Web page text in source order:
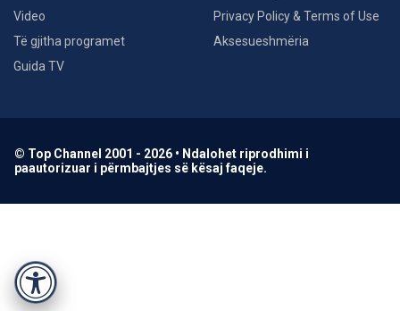
Accessibility
Video
Të gjitha programet
Guida TV
Privacy Policy & Terms of Use
Aksesueshmëria
© Top Channel 2001 - 2026 • Ndalohet riprodhimi i
paautorizuar i përmbajtjes së kësaj faqeje.